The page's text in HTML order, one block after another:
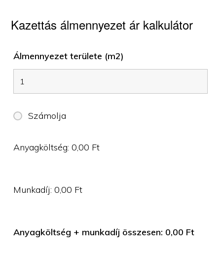
Kazettás álmennyezet ár kalkulátor
Álmennyezet területe (m2)
Számolja
Anyagköltség:0,00 Ft
Munkadíj:0,00 Ft
Anyagköltség + munkadíj összesen: 0,00 Ft